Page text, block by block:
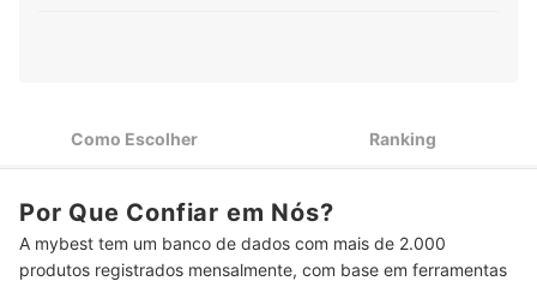
O Tamanhos dos Cabides Varia por Faixa Etária e Tipo de
Roupa
5 Para Padronizar a Organização, Invista nos Kits de Cabides
Top 10 Melhores Cabides
Como Escolher Ranking
Por Que Confiar em Nós?
A mybest tem um banco de dados com mais de 2.000
produtos registrados mensalmente, com base em ferramentas